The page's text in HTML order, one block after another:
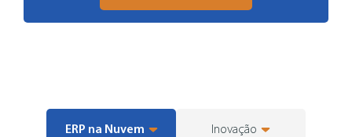
ERP na Nuvem Inovação